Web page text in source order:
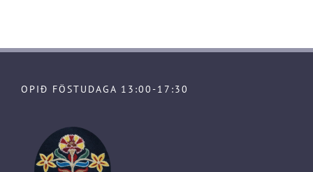
OPIÐ FÖSTUDAGA 13:00-17:30